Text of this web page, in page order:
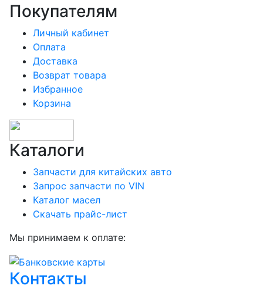
Покупателям
Личный кабинет
Оплата
Доставка
Возврат товара
Избранное
Корзина
Каталоги
Запчасти для китайских авто
Запрос запчасти по VIN
Каталог масел
Скачать прайс-лист
Мы принимаем к оплате:
Контакты